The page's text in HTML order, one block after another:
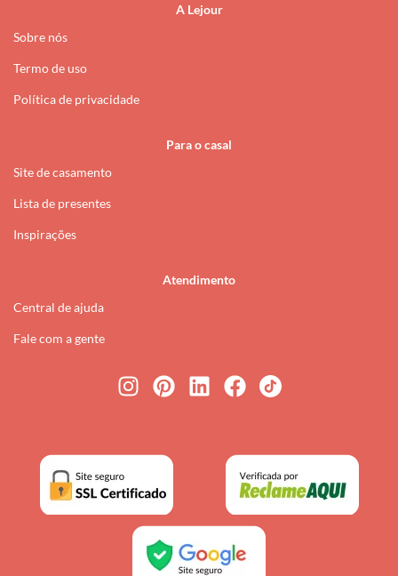
A Lejour
Sobre nós
Termo de uso
Política de privacidade
Para o casal
Site de casamento
Lista de presentes
Inspirações
Atendimento
Central de ajuda
Fale com a gente